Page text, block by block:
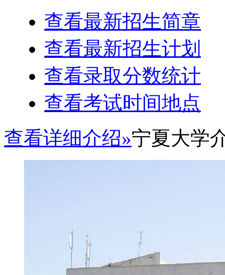
查看最新招生简章
查看最新招生计划
查看录取分数统计
查看考试时间地点
查看详细介绍»宁夏大学